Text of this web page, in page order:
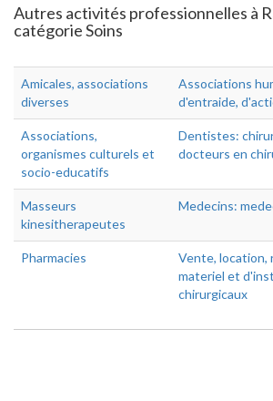
Autres activités professionnelles à
catégorie Soins
Amicales, associations
diverses
Associations
d'entraide,
Associations,
organismes culturels et
socio-educatifs
Dentistes:
docteurs en
Masseurs
kinesitherapeutes
Medecins:
Pharmacies
Vente, location,
materiel et
chirurgicaux